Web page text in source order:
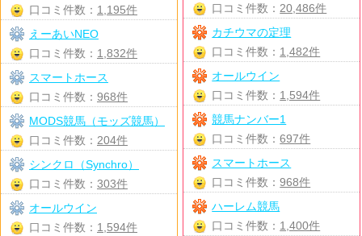
口コミ件数： 20,486件
カチウマの定理
口コミ件数： 1,482件
オールウイン
口コミ件数： 1,594件
競馬ナンバー1
口コミ件数：697件
スマートホース
口コミ件数：968件
ハーレム競馬
口コミ件数： 1,400件
口コミ件数： 1,195件
えーあいNEO
口コミ件数： 1,832件
スマートホース
口コミ件数： 968件
MODS競馬（モッズ競馬）
口コミ件数： 204件
シンクロ（Synchro）
口コミ件数： 303件
オールウイン
口コミ件数： 1,594件